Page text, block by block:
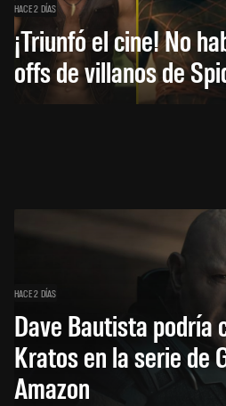
HACE 2 DÍAS
¡Triunfó el cine! No
offs de villanos de
HACE 2 DÍAS
Dave Bautista podría
Kratos en la serie de
Amazon